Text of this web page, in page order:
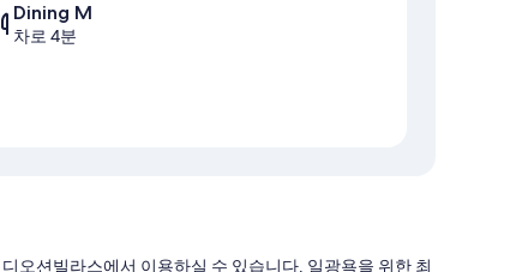
Dining M
차로 4분
오션빌라스에서 이용하실 수 있습니다. 일광욕을 위한 최